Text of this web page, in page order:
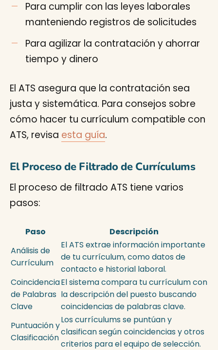
Para cumplir con las leyes laborales
manteniendo registros de solicitudes
Para agilizar la contratación y ahorrar
tiempo y dinero
El ATS asegura que la contratación sea
justa y sistemática. Para consejos sobre
cómo hacer tu currículum compatible con
ATS, revisa esta guía.
El Proceso de Filtrado de Currículums
El proceso de filtrado ATS tiene varios
pasos:
Paso
Descripción
Análisis de
Currículum
El ATS extrae información importante
de tu currículum, como datos de
contacto e historial laboral.
Coincidencia
de Palabras
Clave
El sistema compara tu currículum con
la descripción del puesto buscando
coincidencias de palabras clave.
Puntuación y
Clasificación
Los currículums se puntúan y
clasifican según coincidencias y otros
criterios para el equipo de selección.